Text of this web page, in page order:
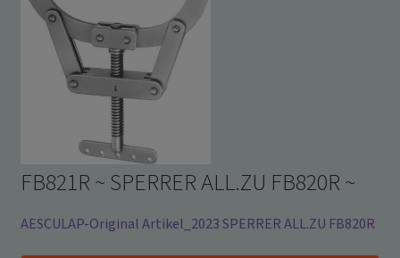
FB821R ~ SPERRER ALL.ZU FB820R ~
AESCULAP-Original Artikel_2023 SPERRER ALL.ZU FB820R